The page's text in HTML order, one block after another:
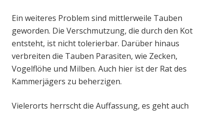
Ein weiteres Problem sind mittlerweile Tauben
geworden. Die Verschmutzung, die durch den Kot
entsteht, ist nicht tolerierbar. Darüber hinaus
verbreiten die Tauben Parasiten, wie Zecken,
Vogelflöhe und Milben. Auch hier ist der Rat des
Kammerjägers zu beherzigen.
Vielerorts herrscht die Auffassung, es geht auch